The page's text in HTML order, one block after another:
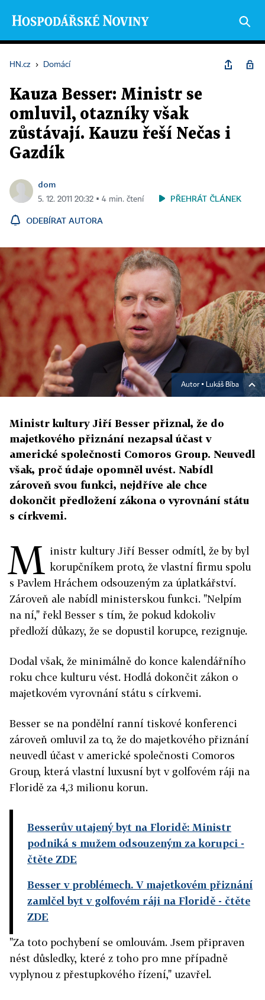
HN.cz › Domácí
Kauza Besser: Ministr se
omluvil, otazníky však
zůstávají. Kauzu řeší Nečas i
Gazdík
dom
5. 12. 2011 20:32 ▪ 4 min. čtení PŘEHRÁT ČLÁNEK
ODEBÍRAT AUTORA
Autor ▪ Lukáš Bíba
Ministr kultury Jiří Besser přiznal, že do
majetkového přiznání nezapsal účast v
americké společnosti Comoros Group. Neuvedl
však, proč údaje opomněl uvést. Nabídl
zároveň svou funkci, nejdříve ale chce
dokončit předložení zákona o vyrovnání státu
s církvemi.
M inistr kultury Jiří Besser odmítl, že by byl
korupčníkem proto, že vlastní firmu spolu
s Pavlem Hráchem odsouzeným za úplatkářství.
Zároveň ale nabídl ministerskou funkci. "Nelpím
na ní," řekl Besser s tím, že pokud kdokoliv
předloží důkazy, že se dopustil korupce, rezignuje.
Dodal však, že minimálně do konce kalendářního
roku chce kulturu vést. Hodlá dokončit zákon o
majetkovém vyrovnání státu s církvemi.
Besser se na pondělní ranní tiskové konferenci
zároveň omluvil za to, že do majetkového přiznání
neuvedl účast v americké společnosti Comoros
Group, která vlastní luxusní byt v golfovém ráji na
Floridě za 4,3 milionu korun.
Besserův utajený byt na Floridě: Ministr
podniká s mužem odsouzeným za korupci -
čtěte ZDE
Besser v problémech. V majetkovém přiznání
zamlčel byt v golfovém ráji na Floridě - čtěte
ZDE
"Za toto pochybení se omlouvám. Jsem připraven
nést důsledky, které z toho pro mne případně
vyplynou z přestupkového řízení," uzavřel.